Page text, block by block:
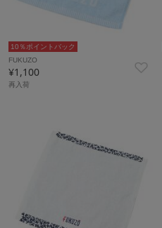
10％ポイントバック
FUKUZO
¥1,100
再入荷